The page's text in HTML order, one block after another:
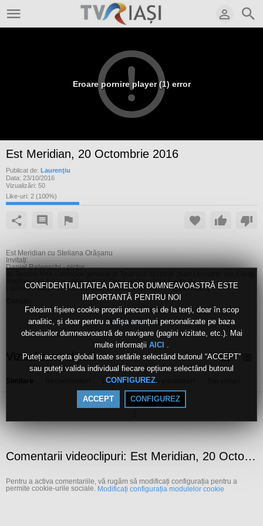
CONFIDENȚIALITATEA DATELOR DUMNEAVOASTRĂ ESTE
IMPORTANTĂ PENTRU NOI
Folosim fișiere cookie proprii precum și de la terți, doar în scop
analitic, și doar pentru a afișa anunțuri personalizate pe baza
obiceiurilor dumneavoastră de navigare (pagini vizitate, etc.). Mai
multe informații AICI
Puteți accepta global toate setările selectând butonul “ACCEPT”
sau puteți valida individual fiecare opțiune selectând butonul
CONFIGUREZ.
ACCEPT CONFIGUREZ
Eroare pornire player (1) error
Est Meridian, 20 Octombrie 2016
Publicat de: Laurenţiu
Data: 23/10/2016
Vizualizări: 50
Like-uri: 2 (100%)
Est Meridian cu Steliana Orășanu
Invitați:
Daniel Relenschi - pictor
Bogdan Grădinaru - organizator The Gardner Jazz Festival
Lavinia Pîrlog – referent artistic Teatrul Tineretului, Piatra Neamţ
Etichete:
2016
Arată mai mult
Vizualizare clipuri
După dată Top vizualizări
Comentarii videoclipuri: Est Meridian, 20 Octombrie 2016
Pentru a activa comentariile, vă rugăm să modificați configurația pentru a
permite cookie-urile sociale. Modificați configurația modulelor cookie